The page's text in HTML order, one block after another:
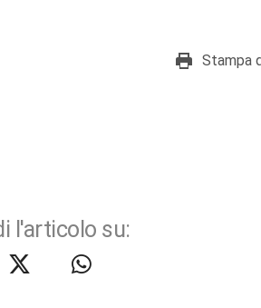
Stampa
l'articolo su: